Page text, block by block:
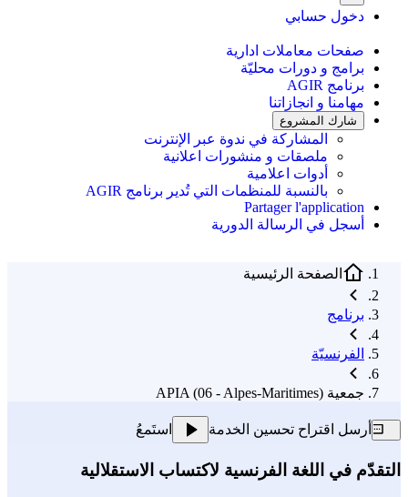
دخول حسابي
صفحات معاملات ادارية
برامج و دورات محليّة
برنامج AGIR
مهامنا و انجازاتنا
شارك المشروع
المشاركة في ندوة عبر الإنترنت
ملصقات و منشورات اعلانية
أدوات اعلامية
بالنسبة للمنظمات التي تُدير برنامج AGIR
Partager l'application
أسجل في الرسالة الدورية
الصفحة الرئيسية
برنامج
الفرنسيّة
جمعية APIA (06 - Alpes-Maritimes)
أرسل اقتراح تحسين الخدمة استَمعُ
التقدّم في اللغة الفرنسية لاكتساب الاستقلالية